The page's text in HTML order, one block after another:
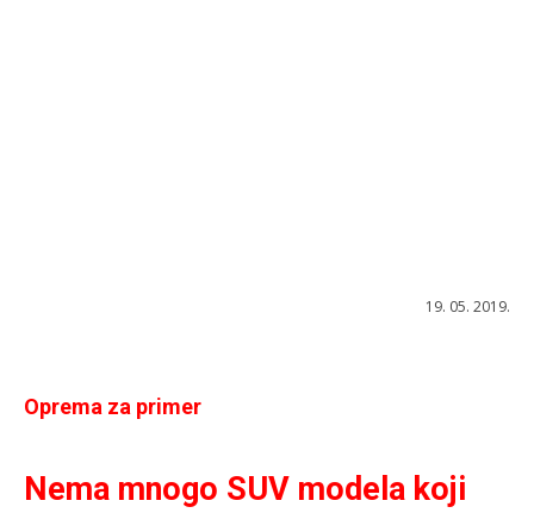
19. 05. 2019.
Oprema za primer
Nema mnogo SUV modela koji